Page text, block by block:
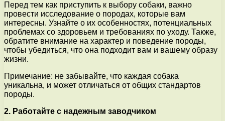
Перед тем как приступить к выбору собаки, важно
провести исследование о породах, которые вам
интересны. Узнайте о их особенностях, потенциальных
проблемах со здоровьем и требованиях по уходу. Также,
обратите внимание на характер и поведение породы,
чтобы убедиться, что она подходит вам и вашему образу
жизни.
Примечание: не забывайте, что каждая собака
уникальна, и может отличаться от общих стандартов
породы.
2. Работайте с надежным заводчиком